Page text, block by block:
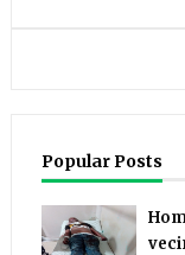
Popular Posts